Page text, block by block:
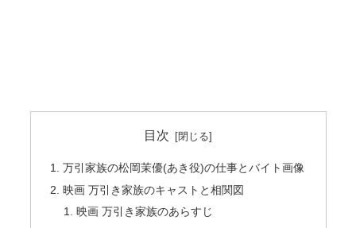
目次
万引家族の松岡茉優(あき役)の仕事とバイト画像
映画 万引き家族のキャストと相関図
映画 万引き家族のあらすじ